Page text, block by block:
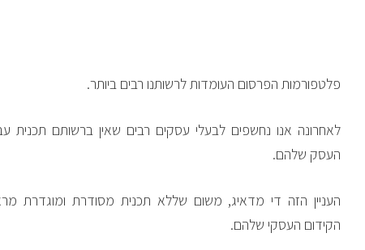
פלטפורמות הפרסום העומדות לרשותנו רבים ביותר.
לאחרונה אנו נחשפים לבעלי עסקים רבים שאין ברשותם תכנית
העסק שלהם.
העניין הזה די מדאיג, משום שללא תכנית מסודרת ומוגדרת
הקידום העסקי שלהם.